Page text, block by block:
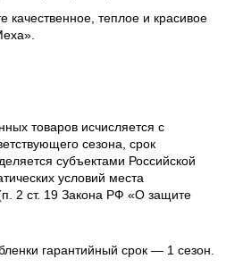
качественное, теплое и красивое
товаров исчисляется с
сезона, срок
субъектами Российской
условий места
2 ст. 19 Закона РФ «О защите
гарантийный срок — 1 сезон.